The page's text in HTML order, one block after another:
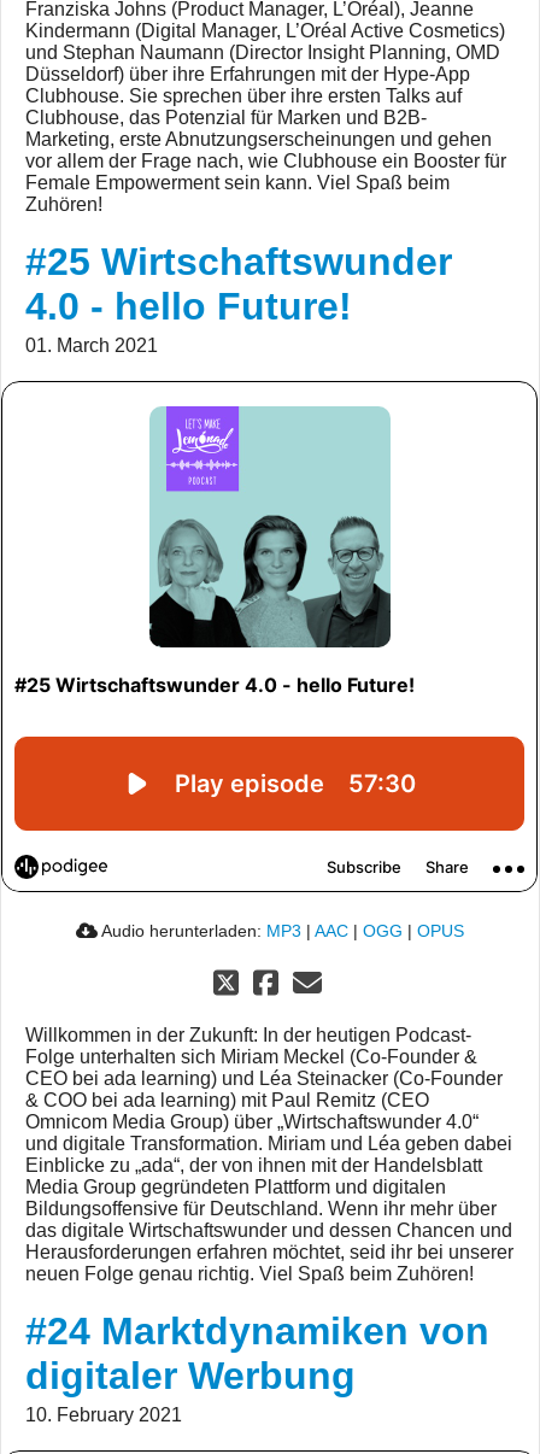
Franziska Johns (Product Manager, L’Oréal), Jeanne
Kindermann (Digital Manager, L’Oréal Active Cosmetics)
und Stephan Naumann (Director Insight Planning, OMD
Düsseldorf) über ihre Erfahrungen mit der Hype-App
Clubhouse. Sie sprechen über ihre ersten Talks auf
Clubhouse, das Potenzial für Marken und B2B-
Marketing, erste Abnutzungserscheinungen und gehen
vor allem der Frage nach, wie Clubhouse ein Booster für
Female Empowerment sein kann. Viel Spaß beim
Zuhören!
#25 Wirtschaftswunder
4.0 - hello Future!
01. March 2021
Audio herunterladen: MP3 | AAC | OGG | OPUS
Willkommen in der Zukunft: In der heutigen Podcast-
Folge unterhalten sich Miriam Meckel (Co-Founder &
CEO bei ada learning) und Léa Steinacker (Co-Founder
& COO bei ada learning) mit Paul Remitz (CEO
Omnicom Media Group) über „Wirtschaftswunder 4.0“
und digitale Transformation. Miriam und Léa geben dabei
Einblicke zu „ada“, der von ihnen mit der Handelsblatt
Media Group gegründeten Plattform und digitalen
Bildungsoffensive für Deutschland. Wenn ihr mehr über
das digitale Wirtschaftswunder und dessen Chancen und
Herausforderungen erfahren möchtet, seid ihr bei unserer
neuen Folge genau richtig. Viel Spaß beim Zuhören!
#24 Marktdynamiken von
digitaler Werbung
10. February 2021